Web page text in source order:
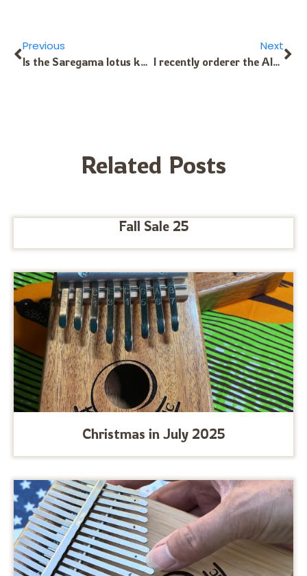
Previous
Is the Saregama lotus kalimba still available? I can’t find an option to buy it. I absolutely need one, it sounds angelic
Next
I recently orderer the Alaska kalimba pics. I really enjoy them as I hate having thumbnails, they drive me crazy, so I enjoy something I can remove. I was curious if you had any plans on making slightly larger ones than the XLs. Guess I have some big bear paws on me. Thanks for your time.
Related Posts
Fall Sale 25
Christmas in July 2025